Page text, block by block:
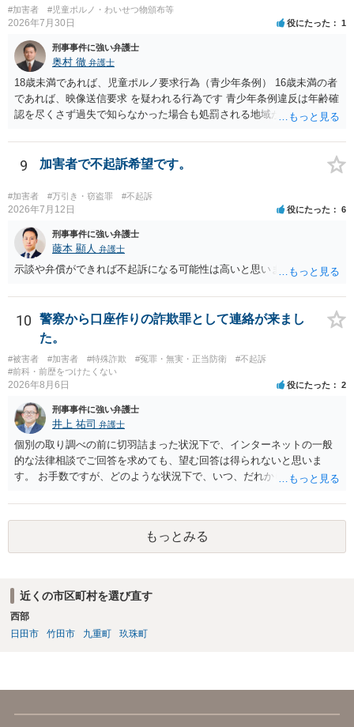
#加害者 #児童ポルノ・わいせつ物頒布等
2026年7月30日 役にたった 1
刑事事件に強い弁護士
奥村 徹 弁護士
18歳未満であれば、児童ポルノ要求行為（青少年条例） 16歳未満の者
であれば、映像送信要求 を疑われる行為です 青少年条例違反は年齢確
認を尽くさず過失で知らなかった場合も処罰される地域があるので、
9 加害者で不起訴希望です。
#加害者 #万引き・窃盗罪 #不起訴
2026年7月12日 役にたった 6
刑事事件に強い弁護士
藤本 顯人 弁護士
示談や弁償ができれば不起訴になる可能性は高いと思います。
10
警察から口座作りの詐欺罪として連絡が来まし
た。
#被害者 #加害者 #特殊詐欺 #冤罪・無実・正当防衛
#不起訴
#前科・前歴をつけたくない
2026年8月6日 役にたった 2
刑事事件に強い弁護士
井上 祐司 弁護士
個別の取り調べの前に切羽詰まった状況下で、インターネットの一般
的な法律相談でご回答を求めても、望む回答は得られないと思いま
す。 お手数ですが、どのような状況下で、いつ、だれからどのような
の程度だと聞いているのかということについて、お近くで詳細な法律
相談を受けられたうえで対処方法を探された方がよいと思われます。
一般論でいえば、任意取り調べの場合、ＩＣレコーダーを持参して取
り調べ内容を録音することは必須だと考えます。
もっとみる
近くの市区町村を選び直す
西部
日田市
竹田市 九重町 玖珠町